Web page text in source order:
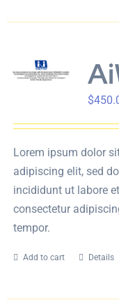
$
Lorem ipsum dolor
adipiscing elit, sed
incididunt ut labore
consectetur
tempor.
Add to cart Details